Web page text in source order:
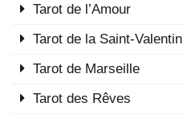
Tarot de l’Amour
Tarot de la Saint-Valentin
Tarot de Marseille
Tarot des Rêves